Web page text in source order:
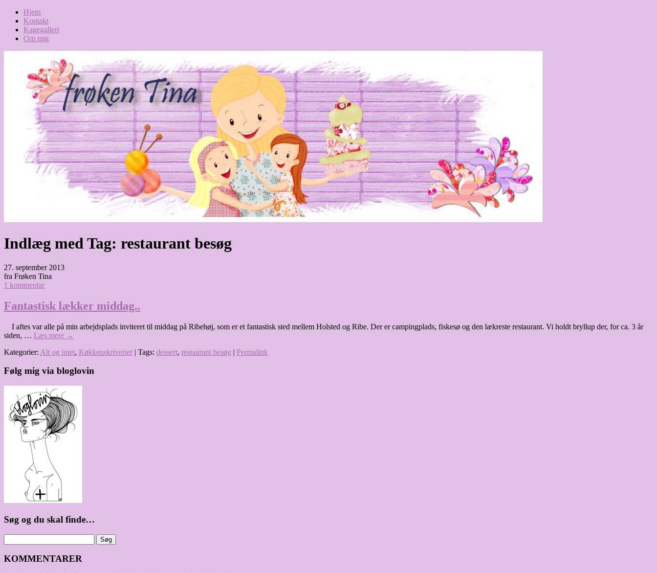
Hjem
Kontakt
Kagegalleri
Om mig
Indlæg med Tag: restaurant besøg
27. september 2013
fra Frøken Tina
1 kommentar
Fantastisk lækker middag..
I aftes var alle på min arbejdsplads inviteret til middag på Ribehøj, som er et fantastisk sted mellem Holsted og Ribe. Der er campingplads, fiskesø og den lækreste restaurant. Vi holdt bryllup der, for ca. 3 år
siden, … Læs mere →
Kategorier: Alt og intet, Køkkenskriverier | Tags: dessert, restaurant besøg | Permalink
Følg mig via bloglovin
Søg og du skal finde…
KOMMENTARER